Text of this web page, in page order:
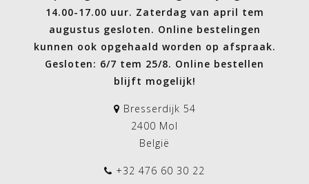
14.00-17.00 uur. Zaterdag van april tem
augustus gesloten. Online bestelingen
kunnen ook opgehaald worden op afspraak.
Gesloten: 6/7 tem 25/8. Online bestellen
blijft mogelijk!
Bresserdijk 54
2400 Mol
België
+32 476 60 30 22